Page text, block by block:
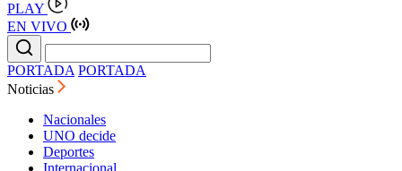
PLAY
EN VIVO
PORTADA PORTADA
Noticias
Nacionales
UNO decide
Deportes
Internacional